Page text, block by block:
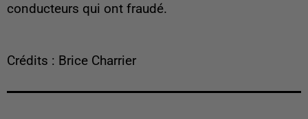
conducteurs qui ont fraudé.
Crédits : Brice Charrier